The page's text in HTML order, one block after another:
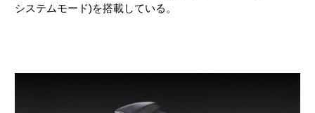
システムモード)を搭載している。